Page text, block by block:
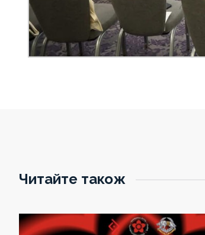
Читайте також